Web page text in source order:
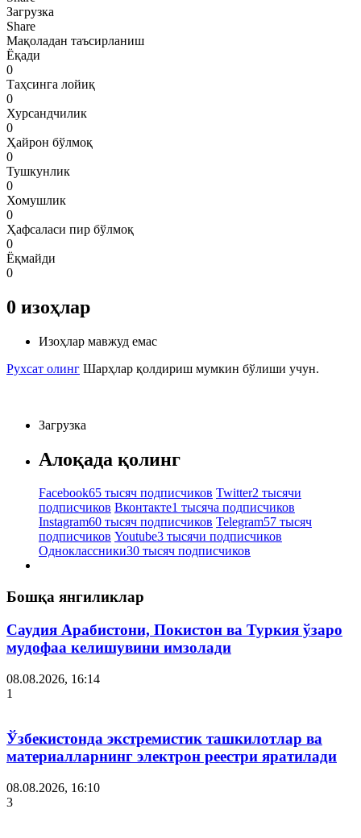
Загрузка
Share
Мақоладан таъсирланиш
Ёқади
0
Таҳсинга лойиқ
0
Хурсандчилик
0
Ҳайрон бўлмоқ
0
Тушкунлик
0
Хомушлик
0
Ҳафсаласи пир бўлмоқ
0
Ёқмайди
0
0 изоҳлар
Изоҳлар мавжуд емас
Рухсат олинг Шарҳлар қолдириш мумкин бўлиши учун.
Загрузка
Алоқада қолинг
Facebook65 тысяч подписчиков Twitter2 тысячи
подписчиков Вконтакте1 тысяча подписчиков
Instagram60 тысяч подписчиков Telegram57 тысяч
подписчиков Youtube3 тысячи подписчиков
Одноклассники30 тысяч подписчиков
Бошқа янгиликлар
Саудия Арабистони, Покистон ва Туркия ўзаро
мудофаа келишувини имзолади
08.08.2026, 16:14
1
Ўзбекистонда экстремистик ташкилотлар ва
материалларнинг электрон реестри яратилади
08.08.2026, 16:10
3